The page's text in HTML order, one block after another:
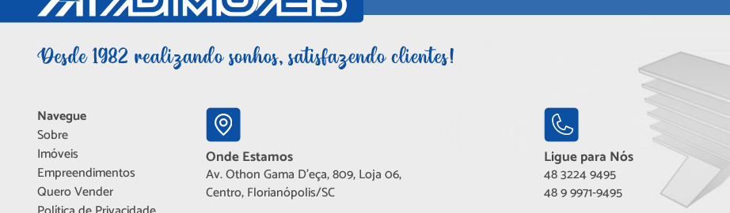
Navegue
Sobre
Imóveis
Empreendimentos
Quero Vender
Onde Estamos
Av. Othon Gama D'eça, 809, Loja 06,
Centro, Florianópolis/SC
Ligue para Nós
48 3224 9495
48 9 9971-9495